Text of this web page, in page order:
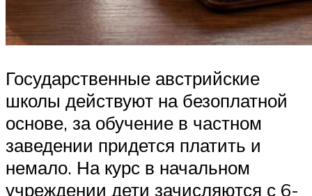
Государственные австрийские
школы действуют на безоплатной
основе, за обучение в частном
заведении придется платить и
немало. На курс в начальном
учреждении дети зачисляются с 6-